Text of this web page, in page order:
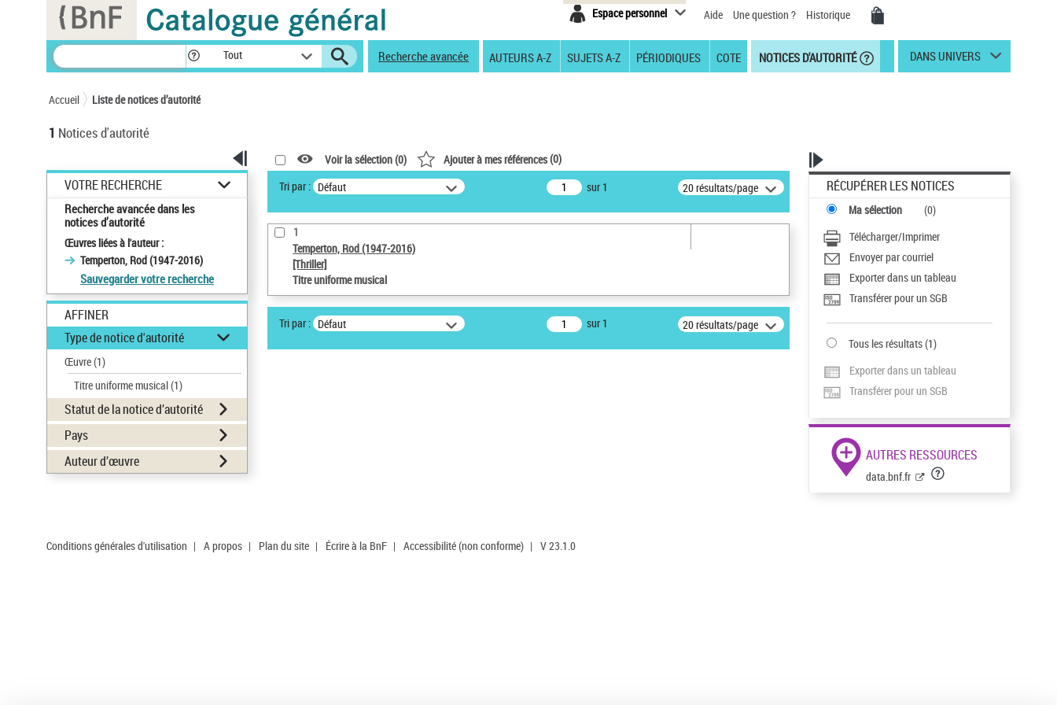
Espace personnel Aide Une question ? Historique
Tout Recherche avancée AUTEURS A-Z SUJETS A-Z PÉRIODIQUES COTE NOTICES D'AUTORITÉ DANS UNIVERS
Accueil Liste de notices d’autorité
1 Notices d'autorité
VOTRE RECHERCHE
Recherche avancée dans les
notices d’autorité
Œuvres liées à l'auteur :
Temperton, Rod (1947-2016)
Sauvegarder votre recherche
AFFINER
Type de notice d'autorité
Œuvre(1)
Titre uniforme musical(1)
Statut de la notice d’autorité
Pays
Auteur d’œuvre
Voir la sélection (0) Ajouter à mes références(0)
Tri par : Défaut sur 1 20 résultats/page
1
Temperton, Rod (1947-2016)
[Thriller]
Titre uniforme musical
Tri par : Défaut sur 1 20 résultats/page
RÉCUPÉRER LES NOTICES
Ma sélection (0)
Télécharger/Imprimer
Envoyer par courriel
Exporter dans un tableau
Transférer pour un SGB
Tous les résultats(1)
Exporter dans un tableau
Transférer pour un SGB
AUTRES RESSOURCES
data.bnf.fr
Conditions générales d'utilisation | A propos | Plan du site | Écrire à la BnF | Accessibilité (non conforme) | V 23.1.0
Panneau de gestion des cookies